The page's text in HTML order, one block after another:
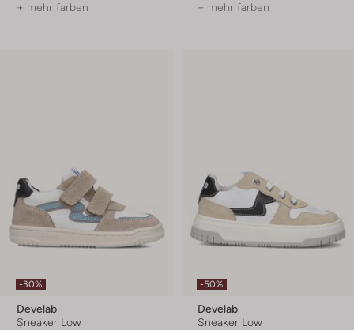
+ mehr farben + mehr farben
-30%
Develab
Sneaker Low
-50%
Develab
Sneaker Low